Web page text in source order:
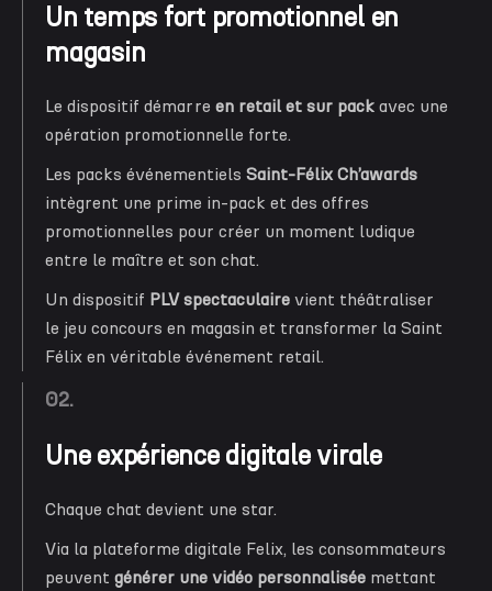
Un temps fort promotionnel en
magasin
Le dispositif démarre en retailet sur pack avec une
opération promotionnelle forte.
Les packs événementiels Saint-FélixCh’awards
intègrent une prime in-pack et des offres
promotionnelles pour créer un moment ludique
entre le maître et son chat.
Un dispositif PLV spectaculaire vient théâtraliser
le jeu concours en magasin et transformer la Saint
Félix en véritable événement retail.
02.
Une expérience digitale virale
Chaque chat devient une star.
Via la plateforme digitale Felix, les consommateurs
peuvent générer une vidéo personnalisée mettant